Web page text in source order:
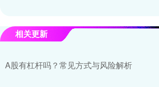
相关更新
A股有杠杆吗？常见方式与风险解析